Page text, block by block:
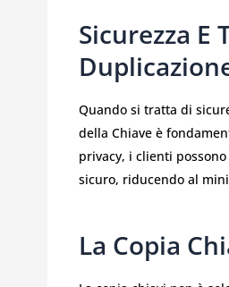
Sicurezza E
Quando si tratta di
della Chiave è
privacy, i clienti
sicuro, riducendo al
La Copia